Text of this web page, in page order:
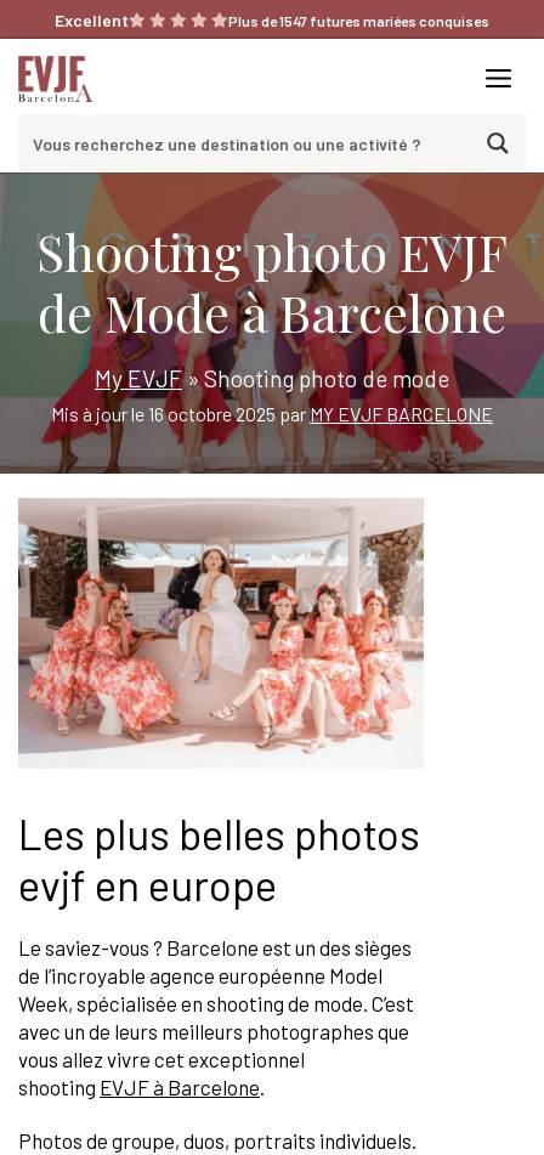
au
contenu
Excellent Plus de 1547 futures mariées conquises
Shooting photo EVJF
de Mode à Barcelone
My EVJF»Shooting photo de mode
Mis à jour le 16 octobre 2025 parMY EVJF BARCELONE
Les plus belles photos
evjf en europe
Le saviez-vous ? Barcelone est un des sièges
de l’incroyable agence européenne Model
Week, spécialisée en shooting de mode. C’est
avec un de leurs meilleurs photographes que
vous allez vivre cet exceptionnel
shooting EVJF à Barcelone
Photos de groupe, duos, portraits individuels.